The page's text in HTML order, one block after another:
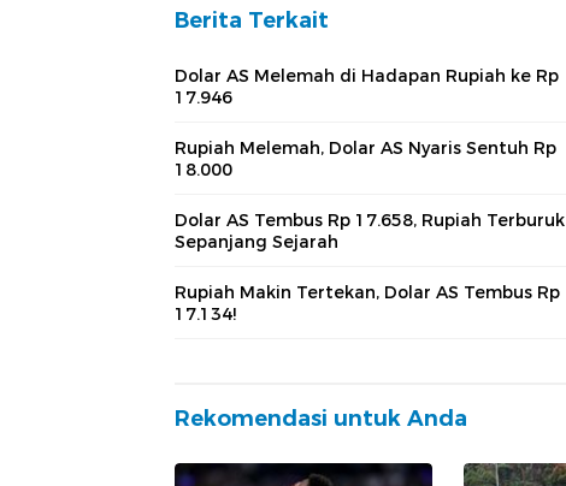
Berita Terkait
Dolar AS Melemah di Hadapan Rupiah ke Rp
17.946
Rupiah Melemah, Dolar AS Nyaris Sentuh Rp
18.000
Dolar AS Tembus Rp 17.658, Rupiah Terburuk
Sepanjang Sejarah
Rupiah Makin Tertekan, Dolar AS Tembus Rp
17.134!
Rekomendasi untuk Anda